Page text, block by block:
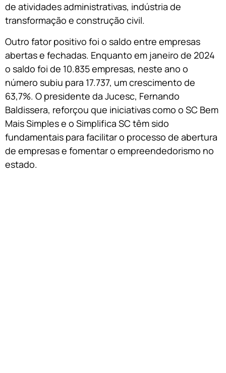
de atividades administrativas, indústria de
transformação e construção civil.
Outro fator positivo foi o saldo entre empresas
abertas e fechadas. Enquanto em janeiro de 2024
o saldo foi de 10.835 empresas, neste ano o
número subiu para 17.737, um crescimento de
63,7%. O presidente da Jucesc, Fernando
Baldissera, reforçou que iniciativas como o SC Bem
Mais Simples e o Simplifica SC têm sido
fundamentais para facilitar o processo de abertura
de empresas e fomentar o empreendedorismo no
estado.